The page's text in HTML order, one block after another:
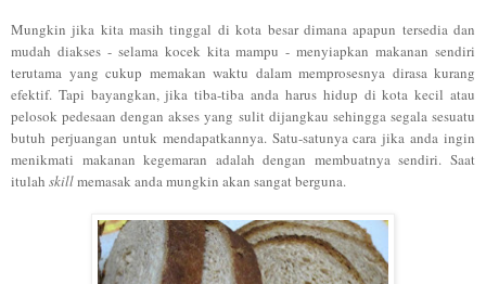
Mungkin jika kita masih tinggal di kota besar dimana apapun tersedia dan
mudah diakses - selama kocek kita mampu - menyiapkan makanan sendiri
terutama yang cukup memakan waktu dalam memprosesnya dirasa kurang
efektif. Tapi bayangkan, jika tiba-tiba anda harus hidup di kota kecil atau
pelosok pedesaan dengan akses yang sulit dijangkau sehingga segala sesuatu
butuh perjuangan untuk mendapatkannya. Satu-satunya cara jika anda ingin
menikmati makanan kegemaran adalah dengan membuatnya sendiri. Saat
itulah skillmemasak anda mungkin akan sangat berguna.